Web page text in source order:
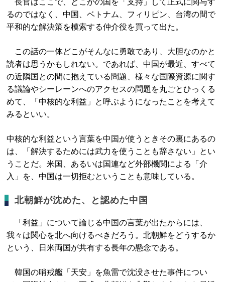
長官はここで、どこかの国を「支持」して正式に関与す
るのではなく、中国、ベトナム、フィリピン、台湾の間で
平和的な解決策を模索する仲介役を買って出た。
この話の一体どこがそんなに勇敢であり、大胆なのかと
読者は思うかもしれない。であれば、中国が最近、すべて
の近隣国との間に抱えている問題、様々な国際資源に関す
る議論やシーレーンへのアクセスの問題を丸ごとひっくる
めて、「中核的な利益」と呼ぶようになったことを考えて
みるといい。
中核的な利益という言葉を中国が使うときその裏にあるの
は、「解決するためには武力を使うことも辞さない」とい
うことだ。米国、あるいは国連など外部機関による「介
入」を、中国は一切拒むということも意味している。
北朝鮮が沈めた、と認めた中国
「利益」について論じる中国の言葉が出たからには、
我々は関心を北へ向けるべきだろう。北朝鮮をどうするか
という、日米両国が共有する長年の懸念である。
韓国の哨戒艦「天安」を魚雷で沈没させた事件につい